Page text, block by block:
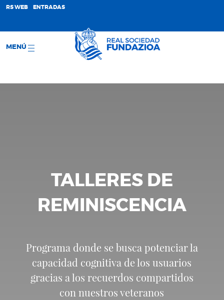
RS WEB ENTRADAS
MENÚ
TALLERES DE
REMINISCENCIA
Programa donde se busca potenciar la
capacidad cognitiva de los usuarios
gracias a los recuerdos compartidos
con nuestros veteranos